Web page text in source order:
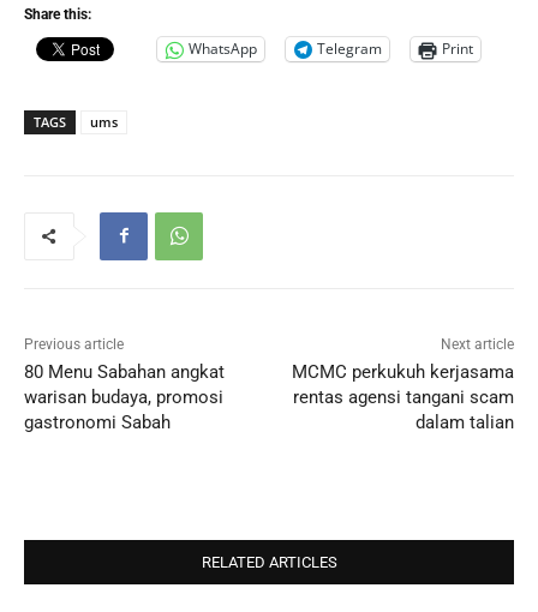
Share this:
WhatsApp Telegram Print
TAGS ums
Previous article
80 Menu Sabahan angkat
warisan budaya, promosi
gastronomi Sabah
Next article
MCMC perkukuh kerjasama
rentas agensi tangani scam
dalam talian
RELATED ARTICLES